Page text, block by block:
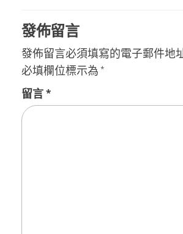
發佈留言
發佈留言必須填寫的電子郵件地
必填欄位標示為 *
留言*